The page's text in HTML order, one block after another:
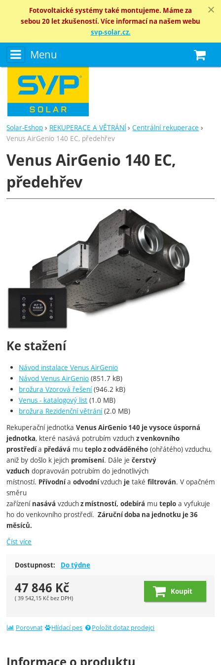
Fotovoltaické systémy také montujeme. Máme za
sebou 20 let zkušeností. Více informací na našem webu
svp-solar.cz.
Menu
Solar-Eshop REKUPERACE A VĚTRÁNÍ
Centrální rekuperace
Venus AirGenio 140 EC, předehřev
Venus AirGenio 140 EC,
předehřev
Ke stažení
Návod instalace Venus AirGenio
Návod Venus AirGenio (851.7 kB)
brožura Vzorová řešení(946.2 kB)
Venus - katalogový list (1.0 MB)
brožura Rezidenční větrání(2.0 MB)
Rekuperační jednotkaVenus AirGenio 140 je vysoce úsporná
jednotka, které nasává potrubím vzduchz venkovního
prostředía předává muteploz odváděného (ohřátého) vzduchu,
aniž by došlo k jejich promísení. Dále ječerstvý
vzduch dopravován potrubím do jednotlivých
místností. Přívodníaodvodnívzduch je takéfiltrován. V opačném
směru
zařízení nasává vzduchz místností, odebírá muteplo a vyfukuje
ho do venkovního prostředí. Záruční doba na jednotku je 36
měsíců.
Číst více
Dostupnost: Do týdne
47 846 Kč
( 39 542,15 Kč bez DPH)
Koupit
Porovnat Hlídací pes Položit dotaz prodejci